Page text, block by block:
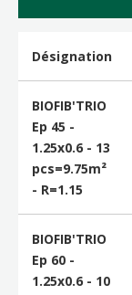
Désignation
BIOFIB'TRIO
Ep 45 -
1.25x0.6 - 13
pcs=9.75m²
- R=1.15
BIOFIB'TRIO
Ep 60 -
1.25x0.6 - 10